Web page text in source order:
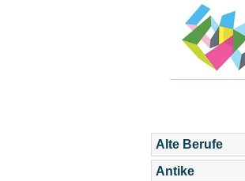
Alte Berufe
Antike